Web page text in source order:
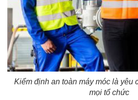
Kiểm định an toàn máy móc là yêu
mọi tổ chức